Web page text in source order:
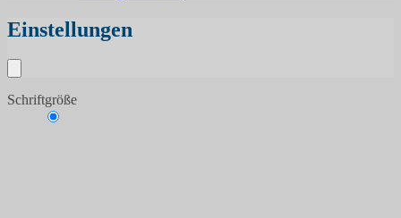
Einstellungen
Schriftgröße